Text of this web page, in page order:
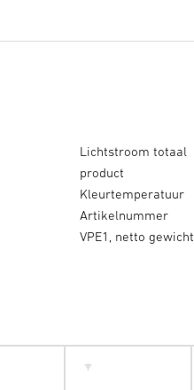
Lichtstroom totaal
product
Kleurtemperatuur
Artikelnummer
VPE1, netto gewicht